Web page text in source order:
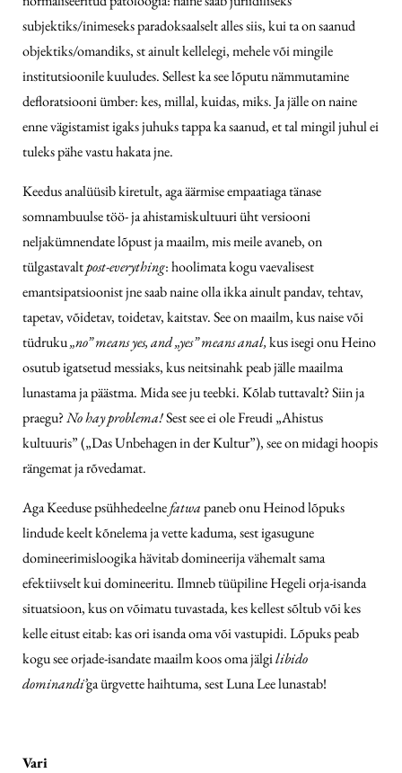
subjektiks/inimeseks paradoksaalselt alles siis, kui ta on saanud
objektiks/omandiks, st ainult kellelegi, mehele või mingile
institutsioonile kuuludes. Sellest ka see lõputu nämmutamine
defloratsiooni ümber: kes, millal, kuidas, miks. Ja jälle on naine
enne vägistamist igaks juhuks tappa ka saanud, et tal mingil juhul ei
tuleks pähe vastu hakata jne.
Keedus analüüsib kiretult, aga äärmise empaatiaga tänase
somnambuulse töö- ja ahistamiskultuuri üht versiooni
neljakümnendate lõpust ja maailm, mis meile avaneb, on
tülgastavaltpost-everything: hoolimata kogu vaevalisest
emantsipatsioonist jne saab naine olla ikka ainult pandav, tehtav,
tapetav, võidetav, toidetav, kaitstav. See on maailm, kus naise või
tüdruku„no” means yes, and „yes” means anal,kus isegi onu Heino
osutub igatsetud messiaks, kus neitsinahk peab jälle maailma
lunastama ja päästma. Mida see ju teebki. Kõlab tuttavalt? Siin ja
praegu?No hay problema!Sest see ei ole Freudi „Ahistus
kultuuris” („Das Unbehagen in der Kultur”), see on midagi hoopis
rängemat ja rõvedamat.
Aga Keeduse psühhedeelnefatwapaneb onu Heinod lõpuks
lindude keelt kõnelema ja vette kaduma, sest igasugune
domineerimisloogika hävitab domineerija vähemalt sama
efektiivselt kui domineeritu. Ilmneb tüüpiline Hegeli orja-isanda
situatsioon, kus on võimatu tuvastada, kes kellest sõltub või kes
kelle eitust eitab: kas ori isanda oma või vastupidi. Lõpuks peab
kogu see orjade-isandate maailm koos oma jälgilibido
dominandi’ga ürgvette haihtuma, sest Luna Lee lunastab!
Vari